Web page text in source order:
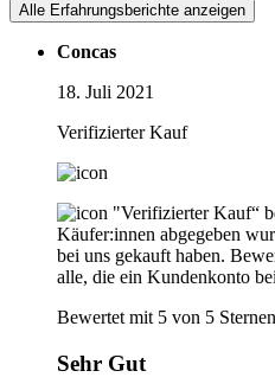
Alle Erfahrungsberichte anzeigen
Concas
18. Juli 2021
Verifizierter Kauf
"Verifizierter Kauf“
Käufer:innen abgegeben
bei uns gekauft haben.
alle, die ein Kundenkonto
Bewertet mit 5 von 5
Sehr Gut